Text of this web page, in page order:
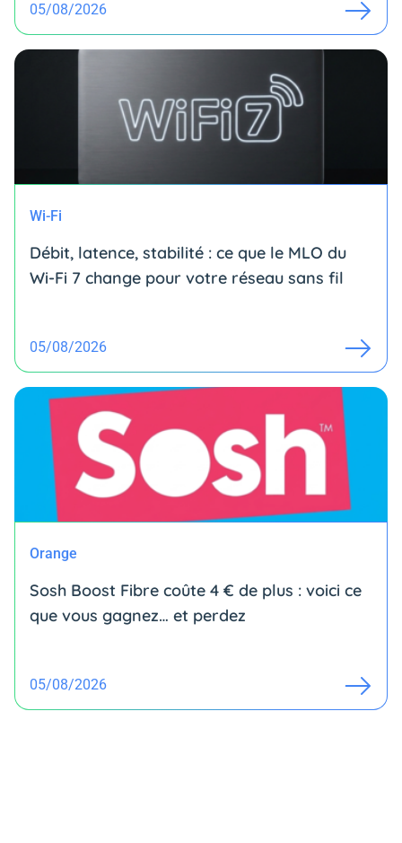
05/08/2026
Wi-Fi
Débit, latence, stabilité : ce que le MLO du
Wi-Fi 7 change pour votre réseau sans fil
05/08/2026
Orange
Sosh Boost Fibre coûte 4 € de plus : voici ce
que vous gagnez… et perdez
05/08/2026